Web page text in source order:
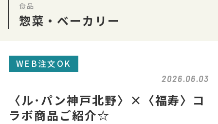
食品
惣菜・ベーカリー
WEB注文OK
2026.06.03
〈ル･パン神戸北野〉×〈福寿〉コ
ラボ商品ご紹介☆